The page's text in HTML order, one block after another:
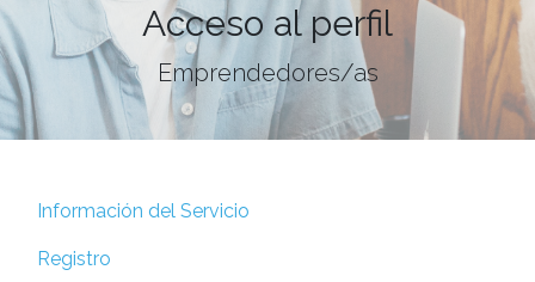
Acceso al perfil
Emprendedores/as
Información del Servicio
Registro